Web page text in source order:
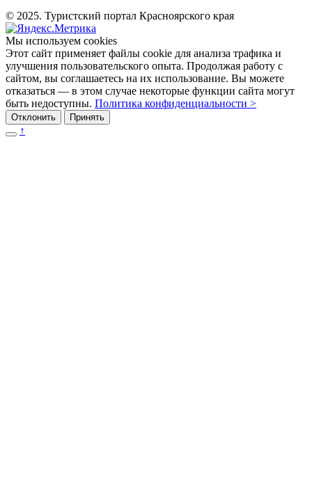
© 2025. Туристский портал Красноярского края
Мы используем cookies
Этот сайт применяет файлы cookie для анализа трафика и
улучшения пользовательского опыта. Продолжая работу с
сайтом, вы соглашаетесь на их использование. Вы можете
отказаться — в этом случае некоторые функции сайта могут
быть недоступны. Политика конфиденциальности >
Отклонить Принять
↑